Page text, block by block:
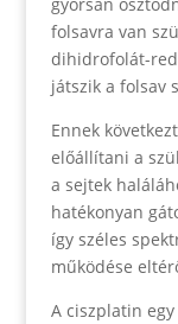
folsavra van
dihidrofolát-
játszik a folsav
Ennek
előállítani a
a sejtek
hatékonyan
így széles
működése
A ciszplatin